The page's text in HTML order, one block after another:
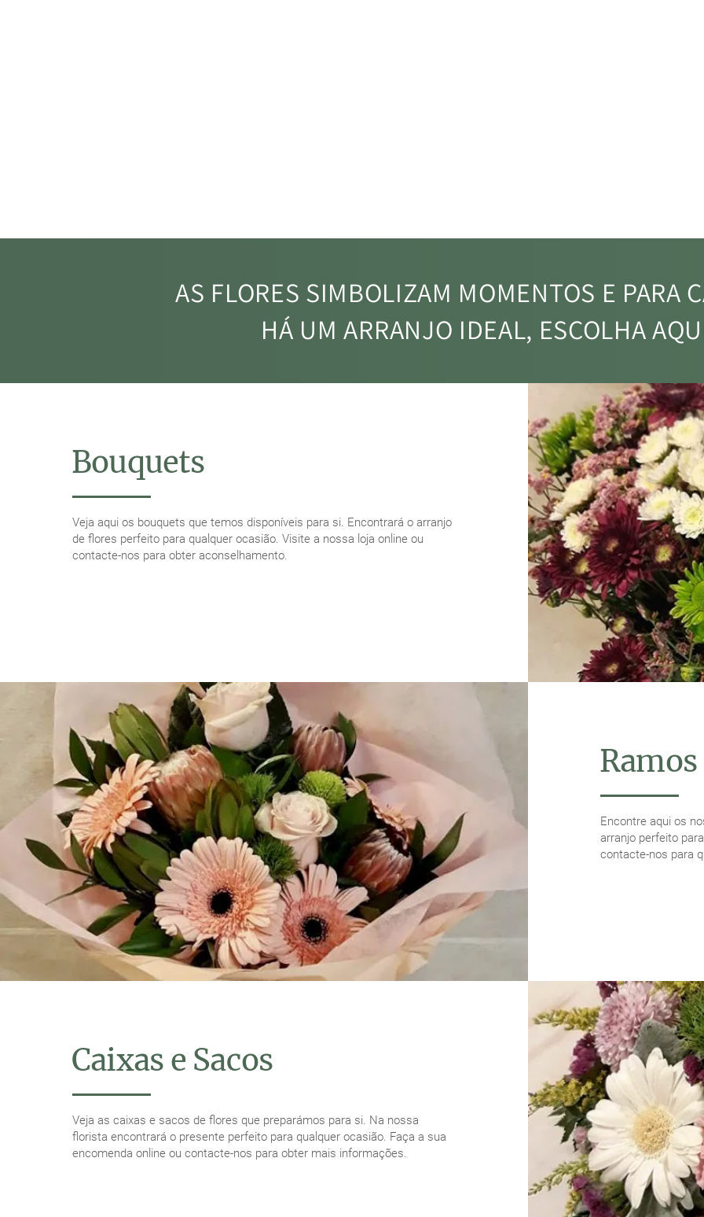
AS FLORES SIMBOLIZAM MOMENTOS E PARA
HÁ UM ARRANJO IDEAL, ESCOLHA
Bouquets
Veja aqui os bouquets que temos disponíveis para si. Encontrará o arranjo
de flores perfeito para qualquer ocasião. Visite a nossa loja online ou
contacte-nos para obter aconselhamento.
Ramos
Encontre aqui os
arranjo perfeito
contacte-nos para
Caixas e Sacos
Veja as caixas e sacos de flores que preparámos para si. Na nossa
florista encontrará o presente perfeito para qualquer ocasião. Faça a sua
encomenda online ou contacte-nos para obter mais informações.